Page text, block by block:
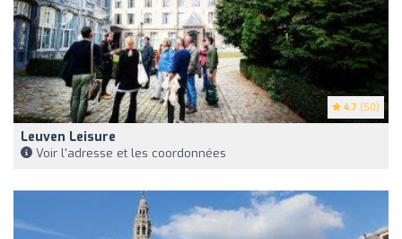
4.7 (50)
Leuven Leisure
Voir l'adresse et les coordonnées